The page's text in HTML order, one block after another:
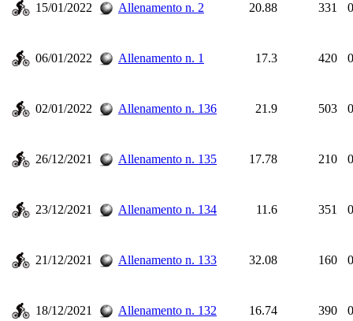
15/01/2022 Allenamento n. 2 20.88 331
06/01/2022 Allenamento n. 1 17.3 420
02/01/2022 Allenamento n. 136 21.9 503
26/12/2021 Allenamento n. 135 17.78 210
23/12/2021 Allenamento n. 134 11.6 351
21/12/2021 Allenamento n. 133 32.08 160
18/12/2021 Allenamento n. 132 16.74 390